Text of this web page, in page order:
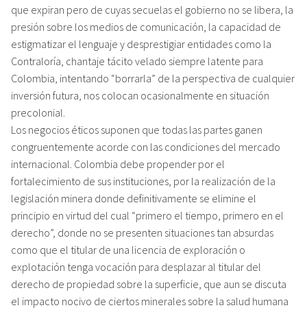
que expiran pero de cuyas secuelas el gobierno no se libera, la
presión sobre los medios de comunicación, la capacidad de
estigmatizar el lenguaje y desprestigiar entidades como la
Contraloría, chantaje tácito velado siempre latente para
Colombia, intentando “borrarla” de la perspectiva de cualquier
inversión futura, nos colocan ocasionalmente en situación
precolonial.
Los negocios éticos suponen que todas las partes ganen
congruentemente acorde con las condiciones del mercado
internacional. Colombia debe propender por el
fortalecimiento de sus instituciones, por la realización de la
legislación minera donde definitivamente se elimine el
principio en virtud del cual “primero el tiempo, primero en el
derecho”, donde no se presenten situaciones tan absurdas
como que el titular de una licencia de exploración o
explotación tenga vocación para desplazar al titular del
derecho de propiedad sobre la superficie, que aun se discuta
el impacto nocivo de ciertos minerales sobre la salud humana